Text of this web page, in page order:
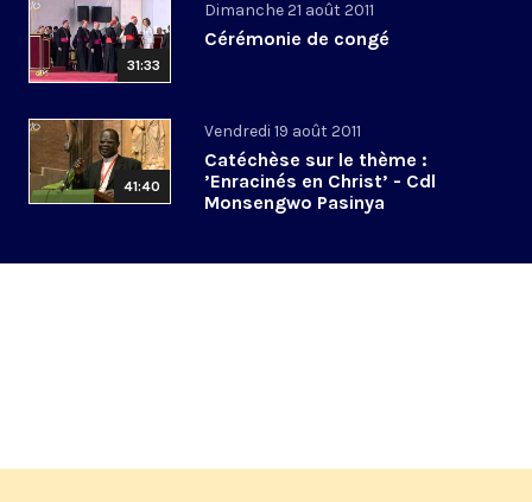
31:33
Dimanche 21 août 2011
Cérémonie de congé
41:40
Vendredi 19 août 2011
Catéchèse sur le thème :
’Enracinés en Christ’ - Cdl
Monsengwo Pasinya